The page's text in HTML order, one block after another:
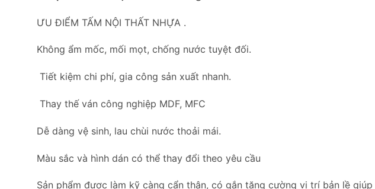
ƯU ĐIỂM TẤM NỘI THẤT NHỰA .
Không ẩm mốc, mối mọt, chống nước tuyệt đối.
Tiết kiệm chi phí, gia công sản xuất nhanh.
Thay thế ván công nghiệp MDF, MFC
Dễ dàng vệ sinh, lau chùi nước thoải mái.
Màu sắc và hình dán có thể thay đổi theo yêu cầu
Sản phẩm được làm kỹ càng cẩn thận, có gắn tăng cường vị trí bản lề